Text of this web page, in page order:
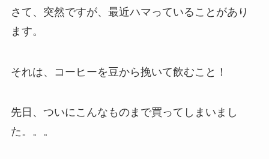
さて、突然ですが、最近ハマっていることがあり
ます。
それは、コーヒーを豆から挽いて飲むこと！
先日、ついにこんなものまで買ってしまいまし
た。。。